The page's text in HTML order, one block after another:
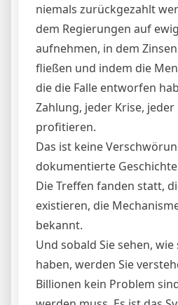
niemals zurückgezahlt
dem Regierungen auf
aufnehmen, in dem
fließen und indem die
die die Falle entworfen
Zahlung, jeder Krise,
profitieren.
Das ist keine
dokumentierte
Die Treffen fanden statt,
existieren, die
bekannt.
Und sobald Sie sehen,
haben, werden Sie
Billionen kein Problem